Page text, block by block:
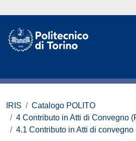
IRIS
Catalogo POLITO
4 Contributo in Atti di Convegno
4.1 Contributo in Atti di convegno